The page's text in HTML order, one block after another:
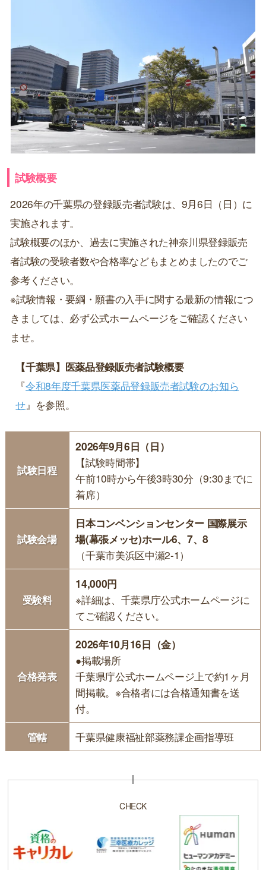
試験概要
2026年の千葉県の登録販売者試験は、9月6日（日）に
実施されます。
試験概要のほか、過去に実施された神奈川県登録販売
者試験の受験者数や合格率などもまとめましたのでご
参考ください。
※試験情報・要綱・願書の入手に関する最新の情報につ
きましては、必ず公式ホームページをご確認ください
ませ。
【千葉県】医薬品登録販売者試験概要
『令和8年度千葉県医薬品登録販売者試験のお知ら
せ』を参照。
試験日程
2026年9月6日（日）
【試験時間帯】
午前10時から午後3時30分（9:30までに
着席）
試験会場
日本コンベンションセンター 国際展示
場(幕張メッセ)ホール6、7、8
（千葉市美浜区中瀬2-1）
受験料
14,000円
※詳細は、千葉県庁公式ホームページに
てご確認ください。
合格発表
2026年10月16日（金）
●掲載場所
千葉県庁公式ホームページ上で約1ヶ月
間掲載。※合格者には合格通知書を送
付。
管轄
千葉県健康福祉部薬務課企画指導班
CHECK